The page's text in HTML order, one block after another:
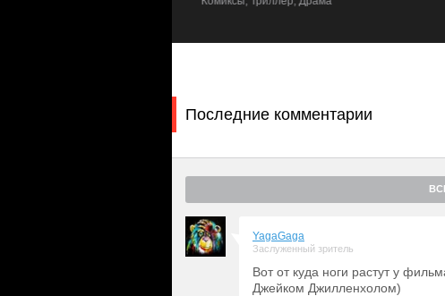
героя и его новых друзей.
Последние комментарии
YagaGaga
Заслуженный зритель
Вот от куда ноги растут у
Джейком Джилленхолом)